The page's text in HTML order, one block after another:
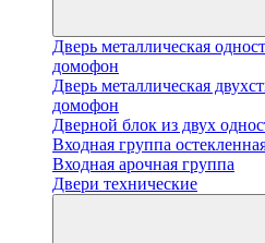
Дверь металлическая
домофон
Дверь металлическая
домофон
Дверной блок из двух
Входная группа
Входная арочная группа
Двери технические